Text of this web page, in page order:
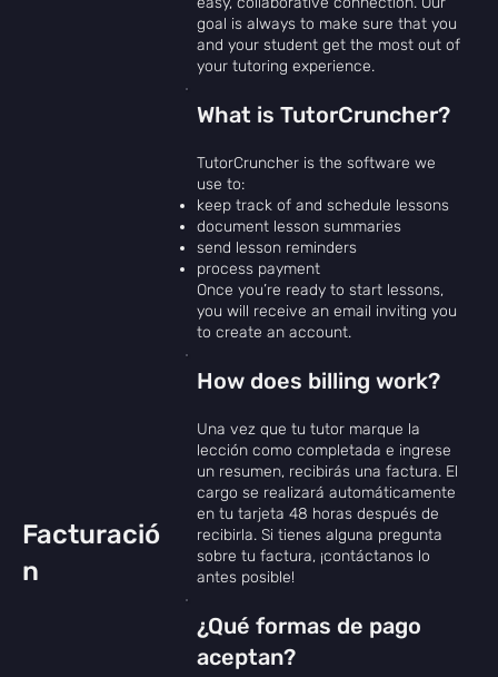
goal is always to make sure that you
and your student get the most out of
your tutoring experience.
What is TutorCruncher?
TutorCruncher is the software we
use to:
keep track of and schedule lessons
document lesson summaries
send lesson reminders
process payment
Once you’re ready to start lessons,
you will receive an email inviting you
to create an account.
How does billing work?
Una vez que tu tutor marque la
lección como completada e ingrese
un resumen, recibirás una factura. El
cargo se realizará automáticamente
en tu tarjeta 48 horas después de
recibirla. Si tienes alguna pregunta
sobre tu factura, ¡contáctanos lo
antes posible!
¿Qué formas de pago
aceptan?
Facturació
n